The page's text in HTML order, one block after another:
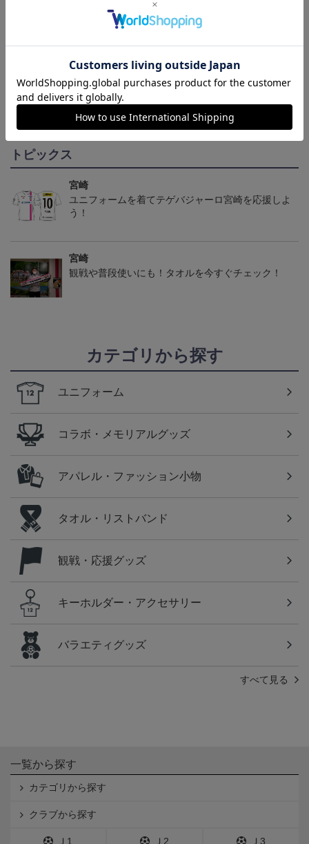
テゲバジャーロ宮崎 ピ
カチュウ タオルマフラー
テゲバジャーロ宮崎 グ
ランブル キーホルダー
1,100円
ランブル タオルマフラー
2,500円
トピックス
宮崎
ユニフォームを着てテゲバジャーロ宮崎を応援しよ
う！
宮崎
観戦や普段使いにも！タオルを今すぐチェック！
カテゴリから探す
ユニフォーム
コラボ・メモリアルグッズ
アパレル・ファッション小物
タオル・リストバンド
観戦・応援グッズ
キーホルダー・アクセサリー
バラエティグッズ
すべて見る
一覧から探す
カテゴリから探す
クラブから探す
Ｊ1 Ｊ2 Ｊ3